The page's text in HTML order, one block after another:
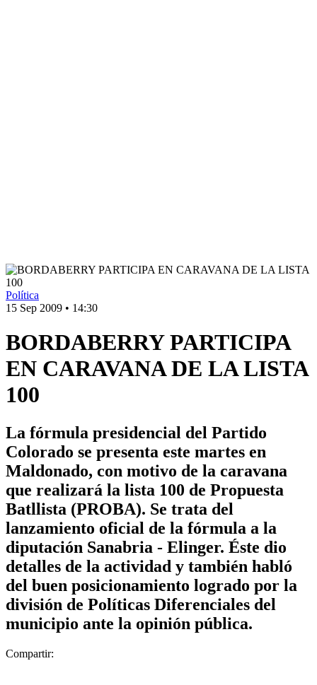
Política
15 Sep 2009 • 14:30
BORDABERRY PARTICIPA
EN CARAVANA DE LA LISTA
100
La fórmula presidencial del Partido
Colorado se presenta este martes en
Maldonado, con motivo de la caravana
que realizará la lista 100 de Propuesta
Batllista (PROBA). Se trata del
lanzamiento oficial de la fórmula a la
diputación Sanabria - Elinger. Éste dio
detalles de la actividad y también habló
del buen posicionamiento logrado por la
división de Políticas Diferenciales del
municipio ante la opinión pública.
Compartir: